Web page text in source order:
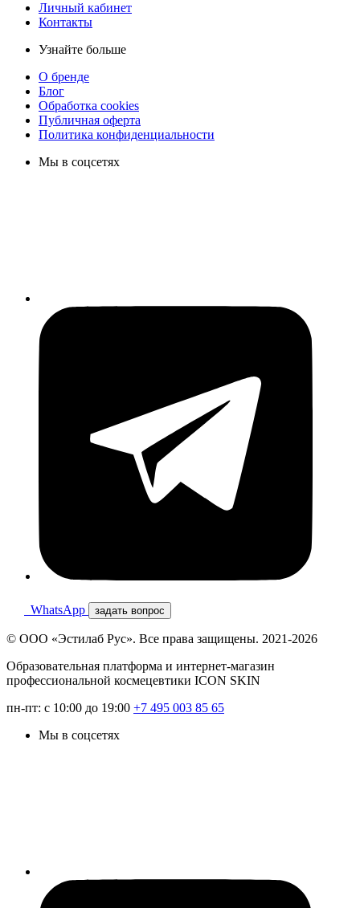
Личный кабинет
Контакты
Узнайте больше
О бренде
Блог
Обработка cookies
Публичная оферта
Политика конфиденциальности
Мы в соцсетях
WhatsApp задать вопрос
© ООО «Эстилаб Рус». Все права защищены. 2021-2026
Образовательная платформа и интернет-магазин
профессиональной космецевтики ICON SKIN
пн-пт: с 10:00 до 19:00 +7 495 003 85 65
Мы в соцсетях